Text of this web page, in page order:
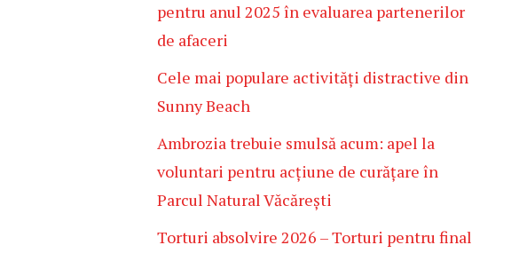
pentru anul 2025 în evaluarea partenerilor
de afaceri
Cele mai populare activități distractive din
Sunny Beach
Ambrozia trebuie smulsă acum: apel la
voluntari pentru acțiune de curățare în
Parcul Natural Văcărești
Torturi absolvire 2026 – Torturi pentru final